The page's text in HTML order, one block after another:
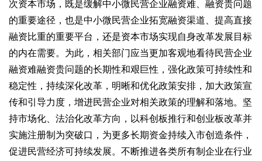
视频
访谈 动态
地方
京 津 冀 晋 蒙 辽 吉 黑 沪 苏 浙 皖
闽
赣
鲁 豫 鄂 湘 粤 桂 琼 渝 川 黔 滇
藏
智库
智库建设 智库专家 智库战略 智库之声
次资本市场，既是缓解中小微民营企业融资难、融资贵问题
的重要途径，也是中小微民营企业拓宽融资渠道、提高直接
融资比重的重要平台，还是资本市场实现自身改革发展目标
的内在需要。为此，相关部门应当更加客观地看待民营企业
融资难融资贵问题的长期性和艰巨性，强化政策可持续性和
稳定性，持续深化改革，明晰和优化政策安排，加大政策宣
传和引导力度，增进民营企业对相关政策的理解和落地。坚
持市场化、法治化改革方向，以科创板推行和创业板改革并
实施注册制为突破口，为更多长期资金持续入市创造条件，
促进民营经济可持续发展。不断推进各类所有制企业在行业